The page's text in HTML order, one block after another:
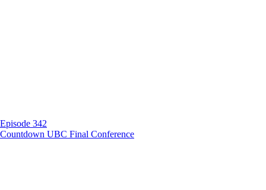
Episode 342
Countdown UBC Final Conference